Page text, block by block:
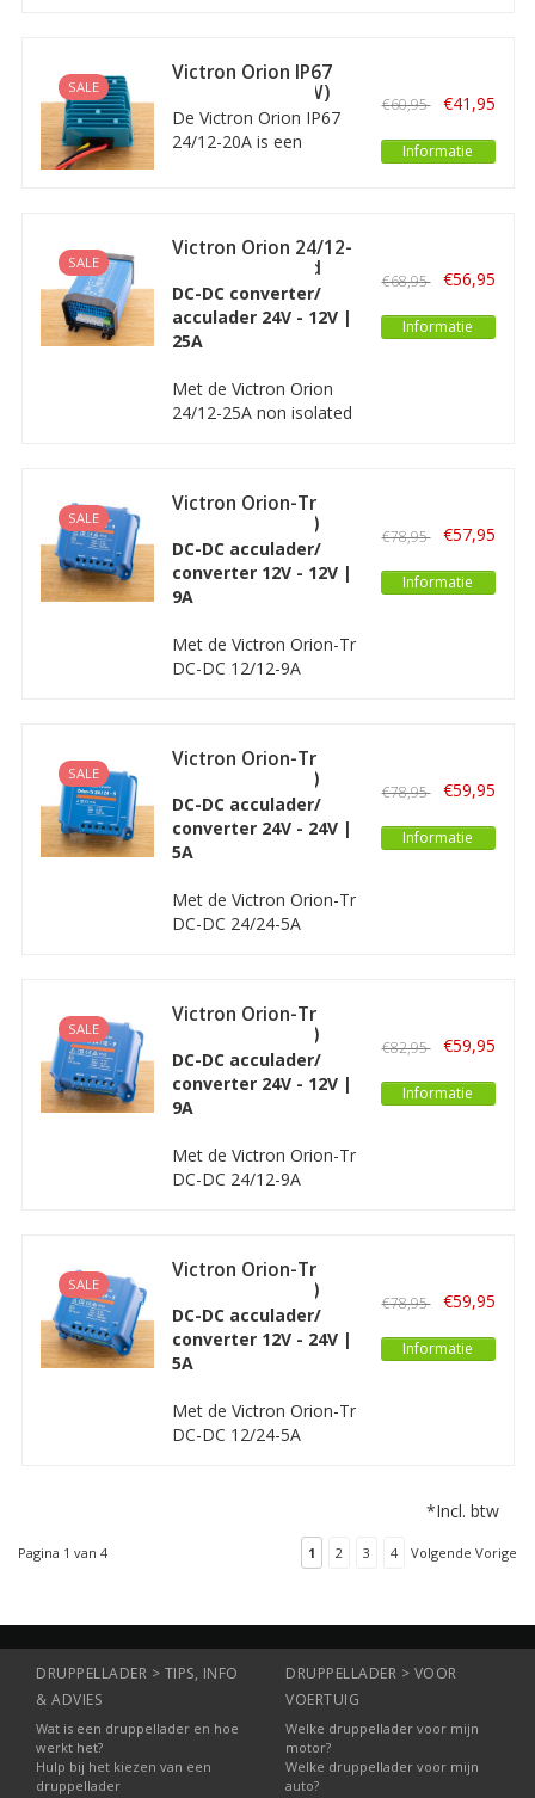
een 24V-systeem.
SALE
Victron Orion IP67
24/12-20A (240W)
non isolated
De Victron Orion IP67
24/12-20A is een
een 24V spanning om
kan vormen naar een
12V spanning waarmee
12V apparatuur
aangesloten kan
€60,95 €41,95
Informatie
SALE
Victron Orion 24/12-
25A non isolated
DC-DC converter/
acculader 24V - 12V |
25A
Met de Victron Orion
24/12-25A non isolated
aansluiten/ gebruiken in
een 24V-systeem of u
kunt een 12V accu laden
in een 24V systeem.
€68,95 €56,95
Informatie
SALE
Victron Orion-Tr
12/12-9A (110W)
Geïsoleerd
DC-DC acculader/
converter 12V - 12V |
9A
Met de Victron Orion-Tr
DC-DC 12/12-9A
systeem. De Orion-TR
heeft een geïsoleerde
uitgang en een
regelbare
uitgangsspanning.
€78,95 €57,95
Informatie
SALE
Victron Orion-Tr
24/24-5A (120W)
Geïsoleerd
DC-DC acculader/
converter 24V - 24V |
5A
Met de Victron Orion-Tr
DC-DC 24/24-5A
systeem. De Orion-TR
heeft een geïsoleerde
uitgang en een
regelbare
uitgangsspanning.
€78,95 €59,95
Informatie
SALE
Victron Orion-Tr
24/12-9A (110W)
Geïsoleerd
DC-DC acculader/
converter 24V - 12V |
9A
Met de Victron Orion-Tr
DC-DC 24/12-9A
systeem. De Orion-TR
heeft een geïsoleerde
uitgang en een
regelbare
uitgangsspanning.
€82,95 €59,95
Informatie
SALE
Victron Orion-Tr
12/24-5A (120W)
Geïsoleerd
DC-DC acculader/
converter 12V - 24V |
5A
Met de Victron Orion-Tr
DC-DC 12/24-5A
Orion-TR heeft een
uitgangsspanning.
€78,95 €59,95
Informatie
*Incl. btw
Pagina 1 van 4 1 2 3 4 Volgende Vorige
DRUPPELLADER > TIPS, INFO
& ADVIES
Wat is een druppellader en hoe
werkt het?
Hulp bij het kiezen van een
druppellader
DRUPPELLADER > VOOR
VOERTUIG
Welke druppellader voor mijn
motor?
Welke druppellader voor mijn
auto?